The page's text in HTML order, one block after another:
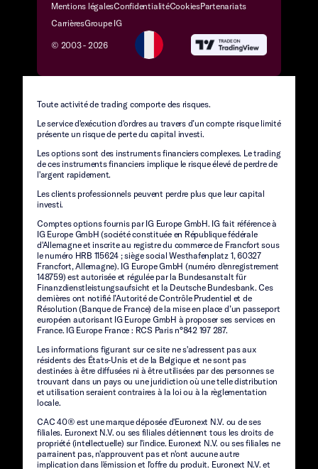
Mentions légalesConfidentialitéCookiesPartenariats
CarrièresGroupe IG
© 2003 - 2026
Toute activité de trading comporte des risques.
Le service d'exécution d'ordres au travers d’un compte risque limité
présente un risque de perte du capital investi.
Les options sont des instruments financiers complexes. Le trading
de ces instruments financiers implique le risque élevé de perdre de
l'argent rapidement.
Les clients professionnels peuvent perdre plus que leur capital
investi.
Comptes options fournis par IG Europe GmbH. IG fait référence à
IG Europe GmbH (société constituée en République fédérale
d'Allemagne et inscrite au registre du commerce de Francfort sous
le numéro HRB 115624 ; siège social Westhafenplatz 1, 60327
Francfort, Allemagne). IG Europe GmbH (numéro d'enregistrement
148759) est autorisée et régulée par la Bundesanstalt für
Finanzdienstleistungsaufsicht et la Deutsche Bundesbank. Ces
dernières ont notifié l’Autorité de Contrôle Prudentiel et de
Résolution (Banque de France) de la mise en place d’un passeport
européen autorisant IG Europe GmbH à proposer ses services en
France. IG Europe France : RCS Paris n°842 197 287.
Les informations figurant sur ce site ne s'adressent pas aux
résidents des États-Unis et de la Belgique et ne sont pas
destinées à être diffusées ni à être utilisées par des personnes se
trouvant dans un pays ou une juridiction où une telle distribution
et utilisation seraient contraires à la loi ou à la règlementation
locale.
CAC 40® est une marque déposée d'Euronext N.V. ou de ses
filiales. Euronext N.V. ou ses filiales détiennent tous les droits de
propriété (intellectuelle) sur l'indice. Euronext N.V. ou ses filiales ne
parrainent pas, n'approuvent pas et n'ont aucune autre
implication dans l'émission et l'offre du produit. Euronext N.V. et